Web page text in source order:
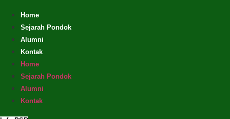
Home
Sejarah Pondok
Alumni
Kontak
Home
Sejarah Pondok
Alumni
Kontak